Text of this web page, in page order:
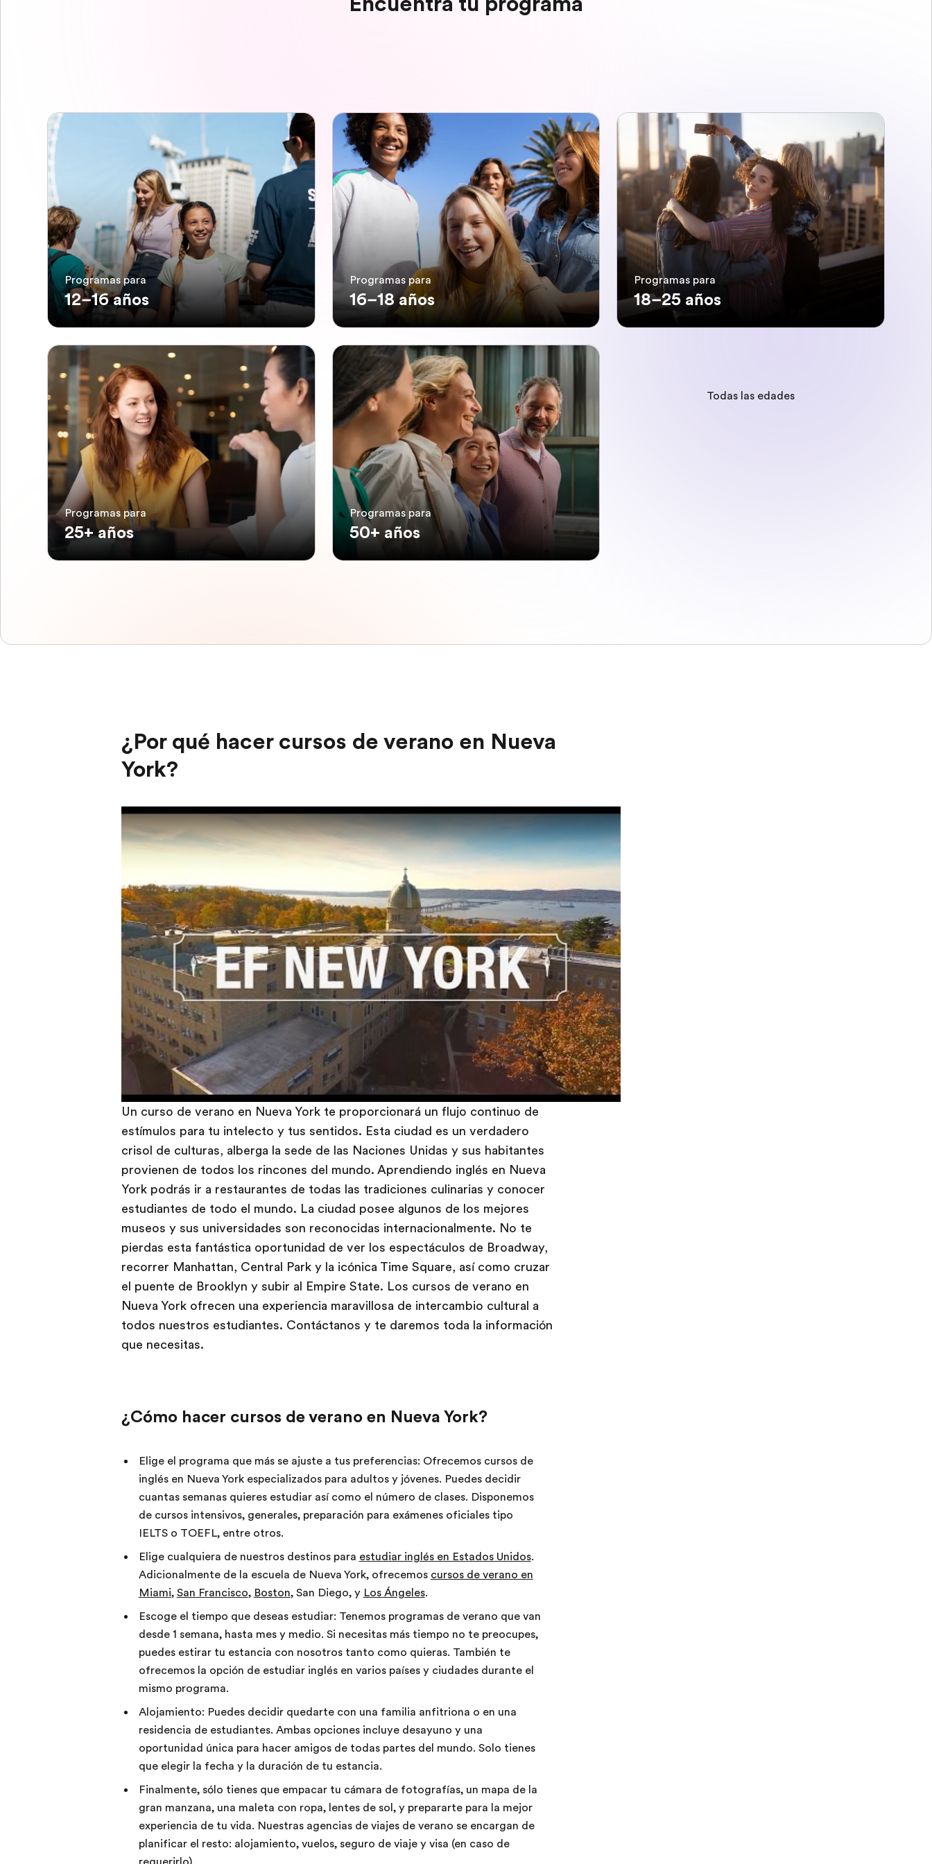
Programas para
12–16 años
Programas para
16–18 años
Programas para
18–25 años
Programas para
25+ años
Programas para
50+ años
Todas las edades
¿Por qué hacer cursos de verano en Nueva
York?
Un curso de verano en Nueva York te proporcionará un flujo continuo de
estímulos para tu intelecto y tus sentidos. Esta ciudad es un verdadero
crisol de culturas, alberga la sede de las Naciones Unidas y sus habitantes
provienen de todos los rincones del mundo. Aprendiendo inglés en Nueva
York podrás ir a restaurantes de todas las tradiciones culinarias y conocer
estudiantes de todo el mundo. La ciudad posee algunos de los mejores
museos y sus universidades son reconocidas internacionalmente. No te
pierdas esta fantástica oportunidad de ver los espectáculos de Broadway,
recorrer Manhattan, Central Park y la icónica Time Square, así como cruzar
el puente de Brooklyn y subir al Empire State. Los cursos de verano en
Nueva York ofrecen una experiencia maravillosa de intercambio cultural a
todos nuestros estudiantes. Contáctanos y te daremos toda la información
que necesitas.
¿Cómo hacer cursos de verano en Nueva York?
Elige el programa que más se ajuste a tus preferencias: Ofrecemos cursos de
inglés en Nueva York especializados para adultos y jóvenes. Puedes decidir
cuantas semanas quieres estudiar así como el número de clases. Disponemos
de cursos intensivos, generales, preparación para exámenes oficiales tipo
IELTS o TOEFL, entre otros.
Elige cualquiera de nuestros destinos para estudiar inglés en Estados Unidos.
Adicionalmente de la escuela de Nueva York, ofrecemos cursos de verano en
Miami, San Francisco, Boston, San Diego, y Los Ángeles.
Escoge el tiempo que deseas estudiar: Tenemos programas de verano que van
desde 1 semana, hasta mes y medio. Si necesitas más tiempo no te preocupes,
puedes estirar tu estancia con nosotros tanto como quieras. También te
ofrecemos la opción de estudiar inglés en varios países y ciudades durante el
mismo programa.
Alojamiento: Puedes decidir quedarte con una familia anfitriona o en una
residencia de estudiantes. Ambas opciones incluye desayuno y una
oportunidad única para hacer amigos de todas partes del mundo. Solo tienes
que elegir la fecha y la duración de tu estancia.
Finalmente, sólo tienes que empacar tu cámara de fotografías, un mapa de la
gran manzana, una maleta con ropa, lentes de sol, y prepararte para la mejor
experiencia de tu vida. Nuestras agencias de viajes de verano se encargan de
planificar el resto: alojamiento, vuelos, seguro de viaje y visa (en caso de